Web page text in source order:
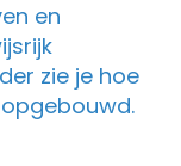
en
zie je hoe